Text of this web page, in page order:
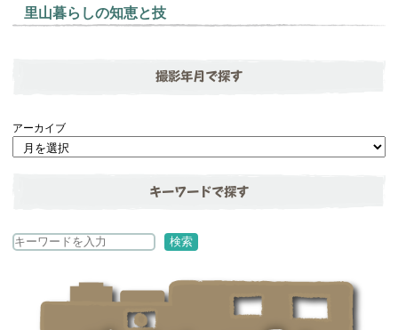
里山暮らしの知恵と技
撮影年月で探す
アーカイブ
キーワードで探す
検
検索